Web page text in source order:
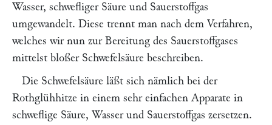
Wasser, schwefliger Säure und Sauerstoffgas
umgewandelt. Diese trennt man nach dem Verfahren,
welches wir nun zur Bereitung des Sauerstoffgases
mittelst bloßer Schwefelsäure beschreiben.
Die Schwefelsäure läßt sich nämlich bei der
Rothglühhitze in einem sehr einfachen Apparate in
schweflige Säure, Wasser und Sauerstoffgas zersetzen.